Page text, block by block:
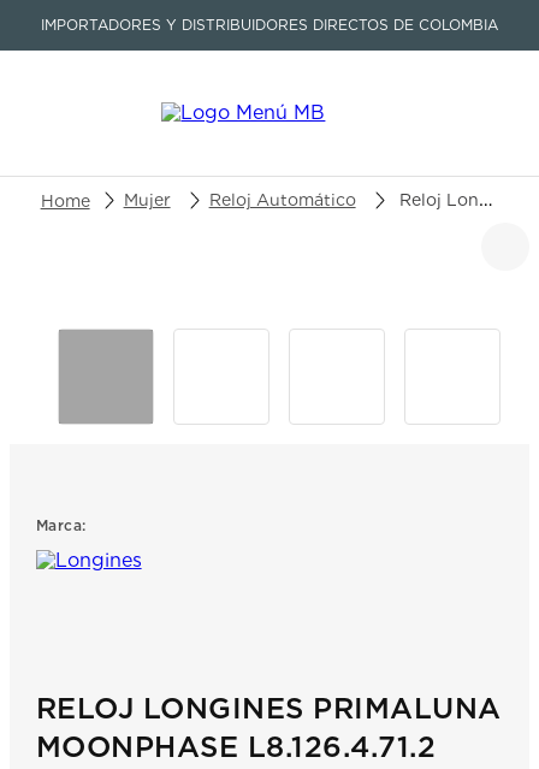
IMPORTADORES Y DISTRIBUIDORES DIRECTOS DE COLOMBIA
Buscar un producto o artículo
Mujer Reloj Automático Reloj Longines Primaluna Moonphase L8.126.4.71.2
Marca:
RELOJ LONGINES PRIMALUNA
MOONPHASE L8.126.4.71.2
4.
tissot